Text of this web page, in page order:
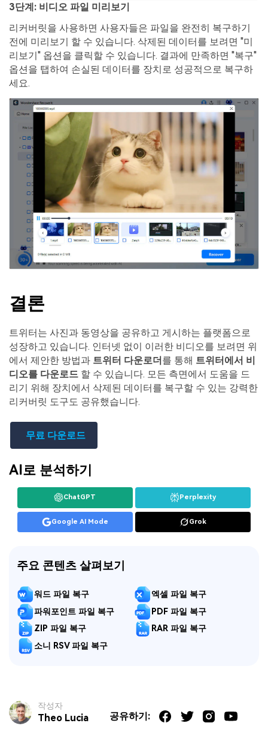
3단계: 비디오 파일 미리보기
리커버릿을 사용하면 사용자들은 파일을 완전히 복구하기
전에 미리보기 할 수 있습니다. 삭제된 데이터를 보려면 "미
리보기" 옵션을 클릭할 수 있습니다. 결과에 만족하면 "복구"
옵션을 탭하여 손실된 데이터를 장치로 성공적으로 복구하
세요.
결론
트위터는 사진과 동영상을 공유하고 게시하는 플랫폼으로
성장하고 있습니다. 인터넷 없이 이러한 비디오를 보려면 위
에서 제안한 방법과 트위터 다운로더를 통해 트위터에서 비
디오를 다운로드 할 수 있습니다. 모든 측면에서 도움을 드
리기 위해 장치에서 삭제된 데이터를 복구할 수 있는 강력한
리커버릿 도구도 공유했습니다.
무료 다운로드
AI로 분석하기
ChatGPT Perplexity
Google AI Mode Grok
주요 콘텐츠 살펴보기
워드 파일 복구
엑셀 파일 복구
파워포인트 파일 복구
PDF 파일 복구
ZIP 파일 복구
RAR 파일 복구
소니 RSV 파일 복구
작성자
Theo Lucia 공유하기: